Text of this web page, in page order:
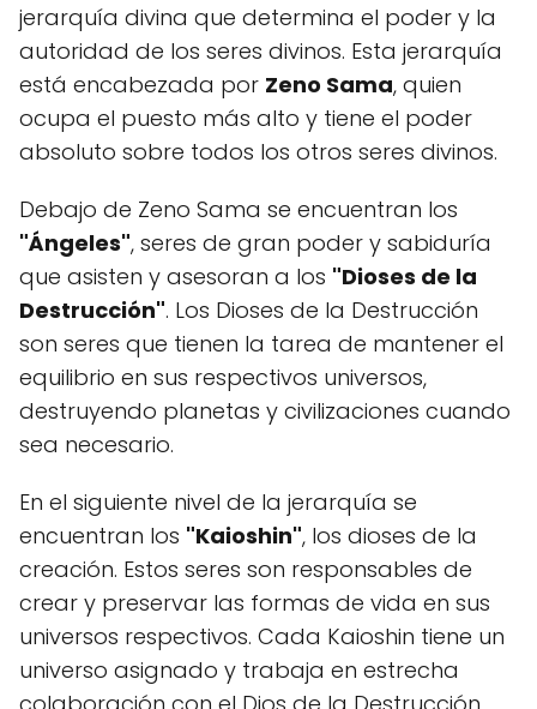
jerarquía divina que determina el poder y la
autoridad de los seres divinos. Esta jerarquía
está encabezada por Zeno Sama, quien
ocupa el puesto más alto y tiene el poder
absoluto sobre todos los otros seres divinos.
Debajo de Zeno Sama se encuentran los
"Ángeles", seres de gran poder y sabiduría
que asisten y asesoran a los "Dioses de la
Destrucción". Los Dioses de la Destrucción
son seres que tienen la tarea de mantener el
equilibrio en sus respectivos universos,
destruyendo planetas y civilizaciones cuando
sea necesario.
En el siguiente nivel de la jerarquía se
encuentran los "Kaioshin", los dioses de la
creación. Estos seres son responsables de
crear y preservar las formas de vida en sus
universos respectivos. Cada Kaioshin tiene un
universo asignado y trabaja en estrecha